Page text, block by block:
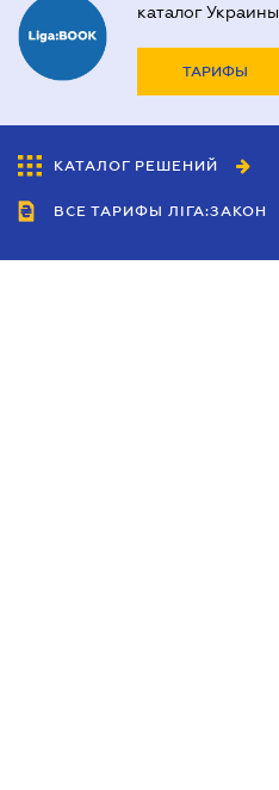
каталог Украины
ТАРИФЫ
КАТАЛОГ РЕШЕНИЙ
ВСЕ ТАРИФЫ ЛІГА:ЗАКОН